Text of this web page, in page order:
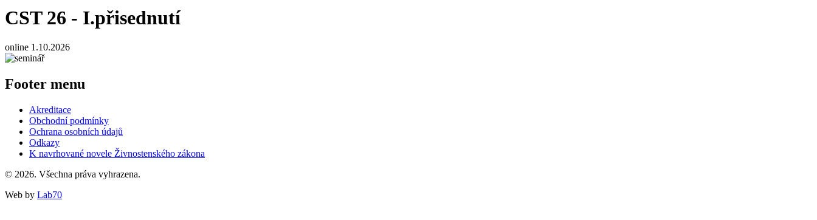
CST 26 - I.přisednutí
online 1.10.2026
Footer menu
Akreditace
Obchodní podmínky
Ochrana osobních údajů
Odkazy
K navrhované novele Živnostenského zákona
© 2026. Všechna práva vyhrazena.
Web by Lab70